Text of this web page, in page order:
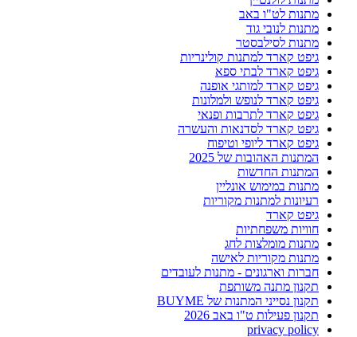
מתנות לט"ו באב
מתנות לנובי גוד
מתנות לסילבסטר
גיפט קארד למתנות קולינריות
גיפט קארד לבתי ספא
גיפט קארד למותגי אופנה
גיפט קארד לנופש ולמלונות
גיפט קארד לתרבות ופנאי
גיפט קארד לסדנאות והעשרה
גיפט קארד ליופי וטיפוח
המתנות האהובות של 2025
המתנות החדשות
מתנות במימוש אונליין
רעיונות למתנות מקוריות
גיפט קארד
חוויות משפחתיות
מתנות מומלצות לחג
מתנות מקוריות לאישה
חברות וארגונים - מתנות לעובדים
תקנון מתנה משותפת
תקנון נסייני המתנות של BUYME
תקנון פעילות ט"ו באב 2026
privacy policy